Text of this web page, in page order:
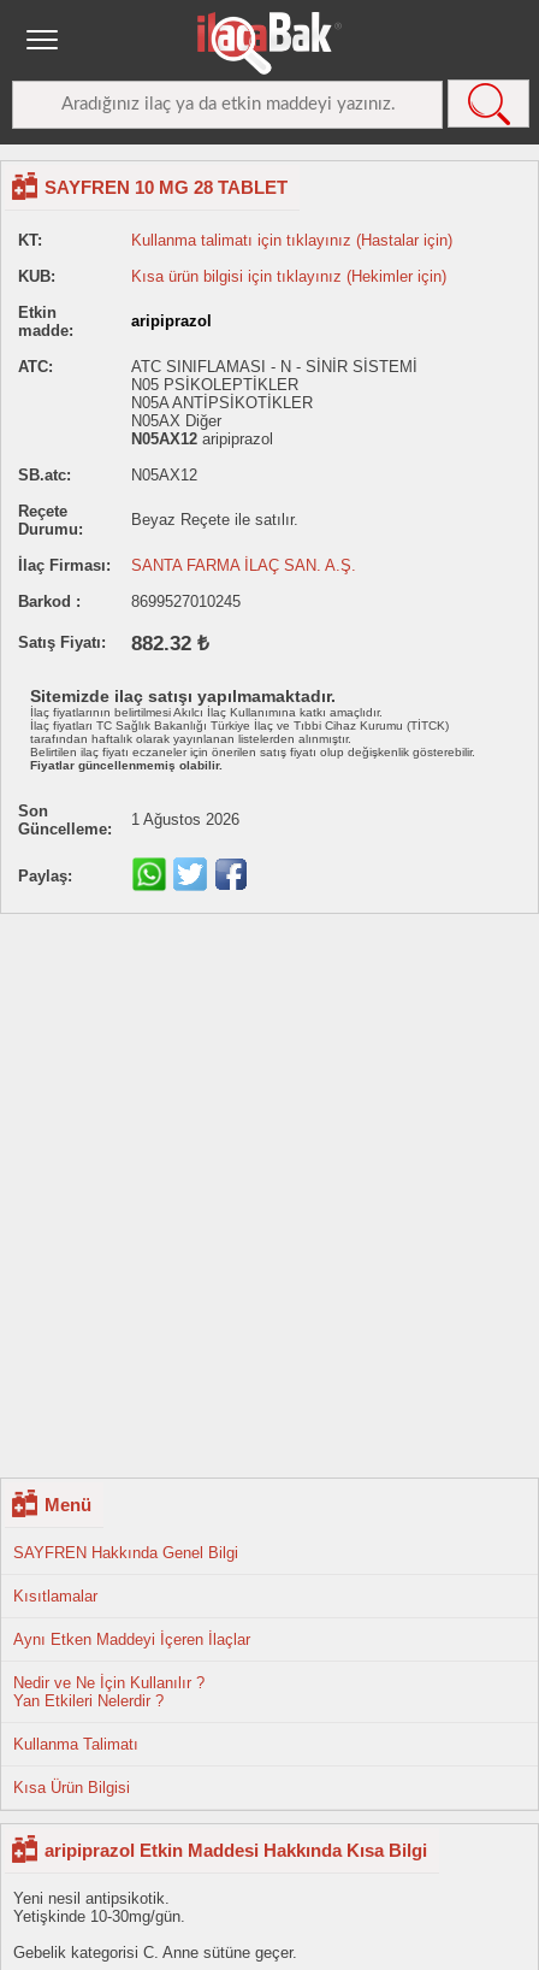
SAYFREN 10 MG 28 TABLET
KT:
Kullanma talimatı için tıklayınız (Hastalar için)
KUB:
Kısa ürün bilgisi için tıklayınız (Hekimler için)
Etkin
madde:
aripiprazol
ATC:
ATC SINIFLAMASI - N - SİNİR SİSTEMİ
N05 PSİKOLEPTİKLER
N05A ANTİPSİKOTİKLER
N05AX Diğer
N05AX12 aripiprazol
SB.atc:
N05AX12
Reçete
Durumu:
Beyaz Reçete ile satılır.
İlaç Firması:
SANTA FARMA İLAÇ SAN. A.Ş.
Barkod :
8699527010245
Satış Fiyatı: 882.32 ₺
Sitemizde ilaç satışı yapılmamaktadır.
İlaç fiyatlarının belirtilmesi Akılcı İlaç Kullanımına katkı amaçlıdır.
İlaç fiyatları TC Sağlık Bakanlığı Türkiye İlaç ve Tıbbi Cihaz Kurumu (TİTCK)
tarafından haftalık olarak yayınlanan listelerden alınmıştır.
Belirtilen ilaç fiyatı eczaneler için önerilen satış fiyatı olup değişkenlik gösterebilir.
Fiyatlar güncellenmemiş olabilir.
Son
Güncelleme:
1 Ağustos 2026
Paylaş:
Menü
SAYFREN Hakkında Genel Bilgi
Kısıtlamalar
Aynı Etken Maddeyi İçeren İlaçlar
Nedir ve Ne İçin Kullanılır ?
Yan Etkileri Nelerdir ?
Kullanma Talimatı
Kısa Ürün Bilgisi
aripiprazol Etkin Maddesi Hakkında Kısa Bilgi
Yeni nesil antipsikotik.
Yetişkinde 10-30mg/gün.
Gebelik kategorisi C. Anne sütüne geçer.